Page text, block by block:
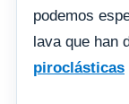
podemos
lava que han
piroclásticas